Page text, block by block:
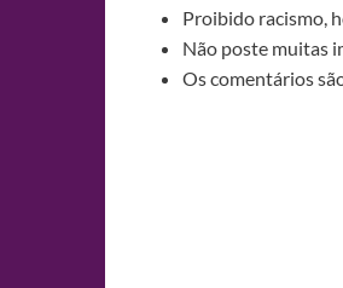
Proibido racismo,
Não poste muitas
Os comentários